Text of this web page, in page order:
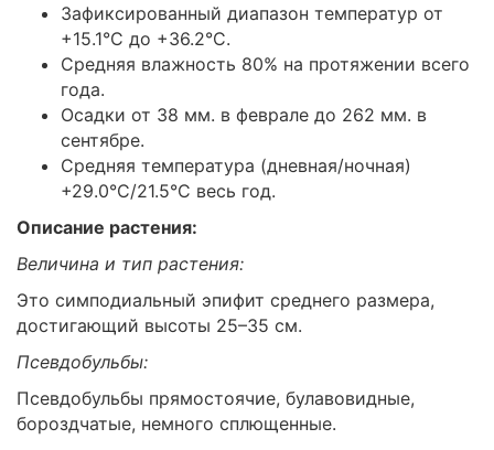
Зафиксированный диапазон температур от
+15.1°C до +36.2°C.
Средняя влажность 80% на протяжении всего
года.
Осадки от 38 мм. в феврале до 262 мм. в
сентябре.
Средняя температура (дневная/ночная)
+29.0°С/21.5°C весь год.
Описание растения:
Величина и тип растения:
Это симподиальный эпифит среднего размера,
достигающий высоты 25–35 см.
Псевдобульбы:
Псевдобульбы прямостоячие, булавовидные,
бороздчатые, немного сплющенные.